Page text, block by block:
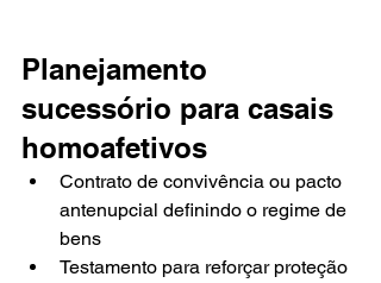
Planejamento
sucessório para casais
homoafetivos
Contrato de convivência ou pacto
antenupcial definindo o regime de
bens
Testamento para reforçar proteção